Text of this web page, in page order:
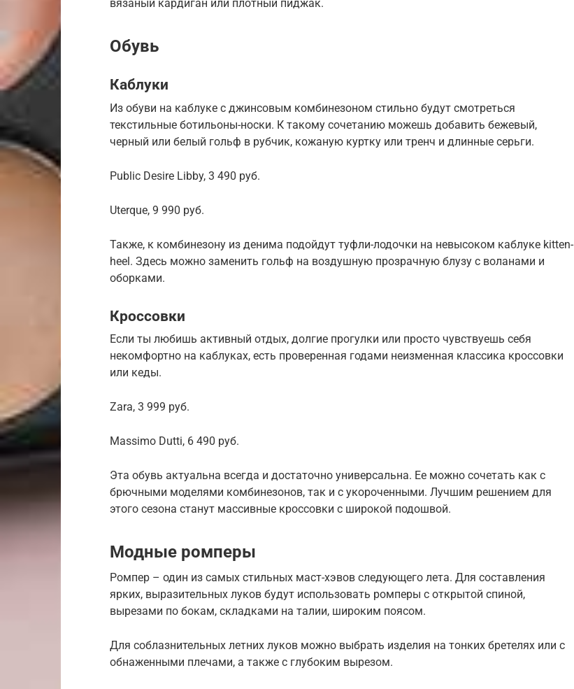
вязаный кардиган или плотный пиджак.
Обувь
Каблуки
Из обуви на каблуке с джинсовым комбинезоном стильно будут смотреться
текстильные ботильоны-носки. К такому сочетанию можешь добавить бежевый,
черный или белый гольф в рубчик, кожаную куртку или тренч и длинные серьги.
Public Desire Libby, 3 490 руб.
Uterque, 9 990 руб.
Также, к комбинезону из денима подойдут туфли-лодочки на невысоком каблуке kitten-
heel. Здесь можно заменить гольф на воздушную прозрачную блузу с воланами и
оборками.
Кроссовки
Если ты любишь активный отдых, долгие прогулки или просто чувствуешь себя
некомфортно на каблуках, есть проверенная годами неизменная классика кроссовки
или кеды.
Zara, 3 999 руб.
Massimo Dutti, 6 490 руб.
Эта обувь актуальна всегда и достаточно универсальна. Ее можно сочетать как с
брючными моделями комбинезонов, так и с укороченными. Лучшим решением для
этого сезона станут массивные кроссовки с широкой подошвой.
Модные ромперы
Ромпер – один из самых стильных маст-хэвов следующего лета. Для составления
ярких, выразительных луков будут использовать ромперы с открытой спиной,
вырезами по бокам, складками на талии, широким поясом.
Для соблазнительных летних луков можно выбрать изделия на тонких бретелях или с
обнаженными плечами, а также с глубоким вырезом.